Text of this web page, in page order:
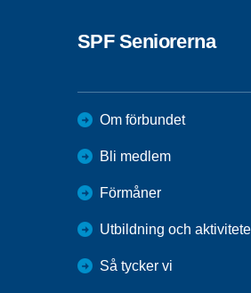
SPF Seniorerna
Om förbundet
Bli medlem
Förmåner
Utbildning och
Så tycker vi